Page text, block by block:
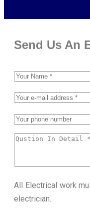
Send Us An
All Electrical work
electrician.